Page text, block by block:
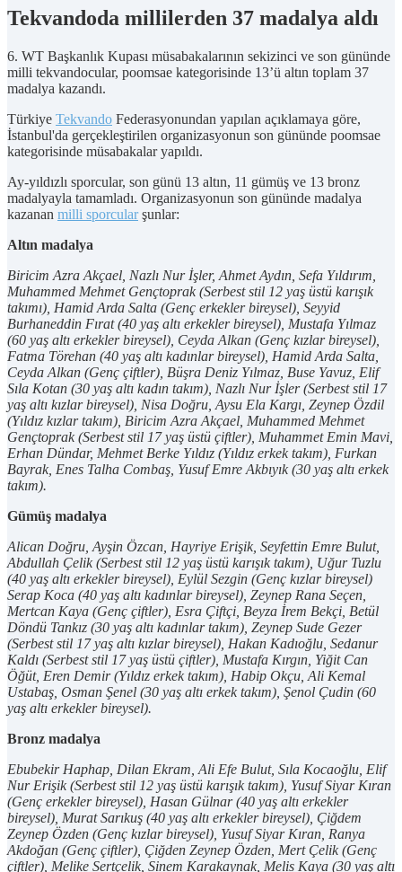
Tekvandoda millilerden 37 madalya aldı
6. WT Başkanlık Kupası müsabakalarının sekizinci ve son gününde
milli tekvandocular, poomsae kategorisinde 13’ü altın toplam 37
madalya kazandı.
Türkiye Tekvando Federasyonundan yapılan açıklamaya göre,
İstanbul'da gerçekleştirilen organizasyonun son gününde poomsae
kategorisinde müsabakalar yapıldı.
Ay-yıldızlı sporcular, son günü 13 altın, 11 gümüş ve 13 bronz
madalyayla tamamladı. Organizasyonun son gününde madalya
kazanan milli sporcularşunlar:
Altın madalya
Biricim Azra Akçael, Nazlı Nur İşler, Ahmet Aydın, Sefa Yıldırım,
Muhammed Mehmet Gençtoprak (Serbest stil 12 yaş üstü karışık
takımı), Hamid Arda Salta (Genç erkekler bireysel), Seyyid
Burhaneddin Fırat (40 yaş altı erkekler bireysel), Mustafa Yılmaz
(60 yaş altı erkekler bireysel), Ceyda Alkan (Genç kızlar bireysel),
Fatma Törehan (40 yaş altı kadınlar bireysel), Hamid Arda Salta,
Ceyda Alkan (Genç çiftler), Büşra Deniz Yılmaz, Buse Yavuz, Elif
Sıla Kotan (30 yaş altı kadın takım), Nazlı Nur İşler (Serbest stil 17
yaş altı kızlar bireysel), Nisa Doğru, Aysu Ela Kargı, Zeynep Özdil
(Yıldız kızlar takım), Biricim Azra Akçael, Muhammed Mehmet
Gençtoprak (Serbest stil 17 yaş üstü çiftler), Muhammet Emin Mavi,
Erhan Dündar, Mehmet Berke Yıldız (Yıldız erkek takım), Furkan
Bayrak, Enes Talha Combaş, Yusuf Emre Akbıyık (30 yaş altı erkek
takım).
Gümüş madalya
Alican Doğru, Ayşin Özcan, Hayriye Erişik, Seyfettin Emre Bulut,
Abdullah Çelik (Serbest stil 12 yaş üstü karışık takım), Uğur Tuzlu
(40 yaş altı erkekler bireysel), Eylül Sezgin (Genç kızlar bireysel)
Serap Koca (40 yaş altı kadınlar bireysel), Zeynep Rana Seçen,
Mertcan Kaya (Genç çiftler), Esra Çiftçi, Beyza İrem Bekçi, Betül
Döndü Tankız (30 yaş altı kadınlar takım), Zeynep Sude Gezer
(Serbest stil 17 yaş altı kızlar bireysel), Hakan Kadıoğlu, Sedanur
Kaldı (Serbest stil 17 yaş üstü çiftler), Mustafa Kırgın, Yiğit Can
Öğüt, Eren Demir (Yıldız erkek takım), Habip Okçu, Ali Kemal
Ustabaş, Osman Şenel (30 yaş altı erkek takım), Şenol Çudin (60
yaş altı erkekler bireysel).
Bronz madalya
Ebubekir Haphap, Dilan Ekram, Ali Efe Bulut, Sıla Kocaoğlu, Elif
Nur Erişik (Serbest stil 12 yaş üstü karışık takım), Yusuf Siyar Kıran
(Genç erkekler bireysel), Hasan Gülnar (40 yaş altı erkekler
bireysel), Murat Sarıkuş (40 yaş altı erkekler bireysel), Çiğdem
Zeynep Özden (Genç kızlar bireysel), Yusuf Siyar Kıran, Ranya
Akdoğan (Genç çiftler), Çiğden Zeynep Özden, Mert Çelik (Genç
çiftler), Melike Sertçelik, Sinem Karakaynak, Melis Kaya (30 yaş altı